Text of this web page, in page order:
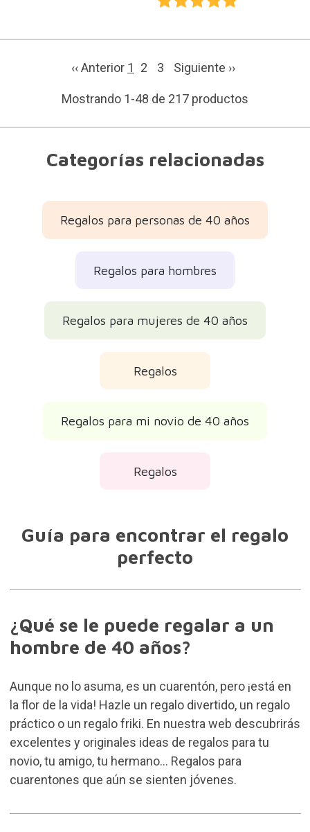
‹‹ Anterior 1 2 3 Siguiente ››
Mostrando 1-48 de 217 productos
Categorías relacionadas
Regalos para personas de 40 años
Regalos para hombres
Regalos para mujeres de 40 años
Regalos
Regalos para mi novio de 40 años
Regalos
Guía para encontrar el regalo
perfecto
¿Qué se le puede regalar a un
hombre de 40 años?
Aunque no lo asuma, es un cuarentón, pero ¡está en
la flor de la vida! Hazle un regalo divertido, un regalo
práctico o un regalo friki. En nuestra web descubrirás
excelentes y originales ideas de regalos para tu
novio, tu amigo, tu hermano… Regalos para
cuarentones que aún se sienten jóvenes.